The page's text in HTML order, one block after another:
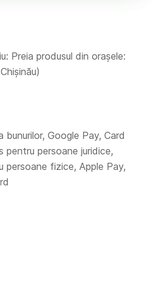
Preia produsul din orașele:
bunurilor, Google Pay, Card
pentru persoane juridice,
persoane fizice, Apple Pay,